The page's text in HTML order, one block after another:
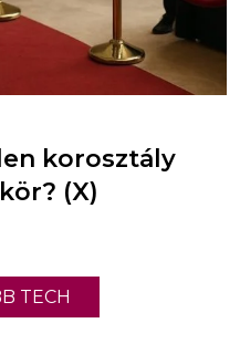
korosztály
(X)
TECH